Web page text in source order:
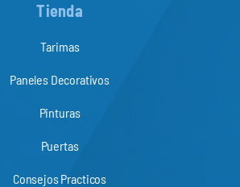
Tienda
Tarimas
Paneles Decorativos
Pinturas
Puertas
Consejos Practicos